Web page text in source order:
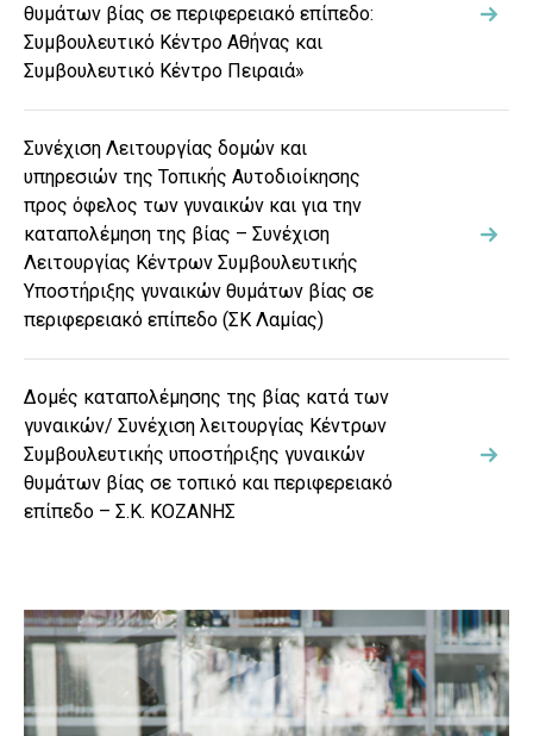
θυμάτων βίας σε περιφερειακό επίπεδο:
Συμβουλευτικό Κέντρο Αθήνας και
Συμβουλευτικό Κέντρο Πειραιά»
Συνέχιση Λειτουργίας δομών και
υπηρεσιών της Τοπικής Αυτοδιοίκησης
προς όφελος των γυναικών και για την
καταπολέμηση της βίας – Συνέχιση
Λειτουργίας Κέντρων Συμβουλευτικής
Υποστήριξης γυναικών θυμάτων βίας σε
περιφερειακό επίπεδο (ΣΚ Λαμίας)
Δομές καταπολέμησης της βίας κατά των
γυναικών/ Συνέχιση λειτουργίας Κέντρων
Συμβουλευτικής υποστήριξης γυναικών
θυμάτων βίας σε τοπικό και περιφερειακό
επίπεδο – Σ.Κ. ΚΟΖΑΝΗΣ